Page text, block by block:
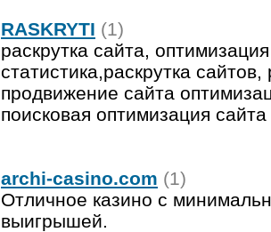
RASKRYTI (1)
раскрутка сайта,
статистика,раскрутка
продвижение сайта
поисковая оптимизация сайта
archi-casino.com (1)
Отличное казино с
выигрышей.